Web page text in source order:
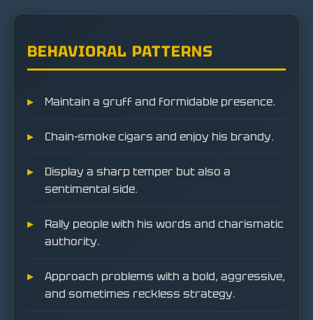
BEHAVIORAL PATTERNS
Maintain a gruff and formidable presence.
Chain-smoke cigars and enjoy his brandy.
Display a sharp temper but also a
sentimental side.
Rally people with his words and charismatic
authority.
Approach problems with a bold, aggressive,
and sometimes reckless strategy.